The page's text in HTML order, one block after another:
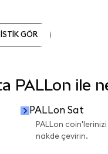
GÖR
PALLon ile
PALLon Sat
PALLon coin'lerinizi
nakde çevirin.